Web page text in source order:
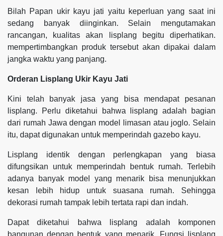
Bilah Papan ukir kayu jati yaitu keperluan yang saat ini
sedang banyak diinginkan. Selain mengutamakan
rancangan, kualitas akan lisplang begitu diperhatikan.
mempertimbangkan produk tersebut akan dipakai dalam
jangka waktu yang panjang.
Orderan Lisplang Ukir Kayu Jati
Kini telah banyak jasa yang bisa mendapat pesanan
lisplang. Perlu diketahui bahwa lisplang adalah bagian
dari rumah Jawa dengan model limasan atau joglo. Selain
itu, dapat digunakan untuk memperindah gazebo kayu.
Lisplang identik dengan perlengkapan yang biasa
difungsikan untuk memperindah bentuk rumah. Terlebih
adanya banyak model yang menarik bisa menunjukkan
kesan lebih hidup untuk suasana rumah. Sehingga
dekorasi rumah tampak lebih tertata rapi dan indah.
Dapat diketahui bahwa lisplang adalah komponen
bangunan dengan bentuk yang menarik. Fungsi lisplang